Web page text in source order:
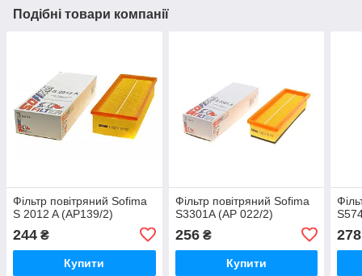
Подібні товари компанії
Фільтр повітряний Sofima
S 2012 A (AP139/2)
244 ₴
Купити
Фільтр повітряний Sofima
S3301A (AP 022/2)
256₴
Купити
278